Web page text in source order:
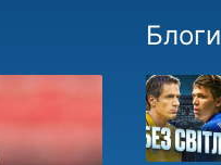
Блоги